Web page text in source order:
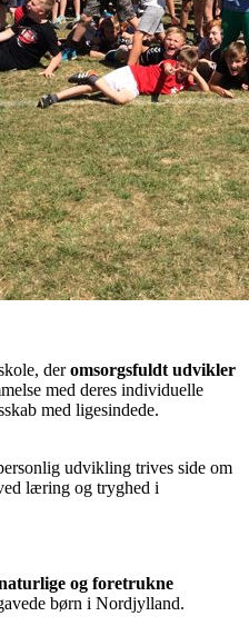
deromsorgsfuldt udvikler
med deres individuelle
med ligesindede.
udvikling trives side om
læring og tryghed i
og foretrukne
børn i Nordjylland.